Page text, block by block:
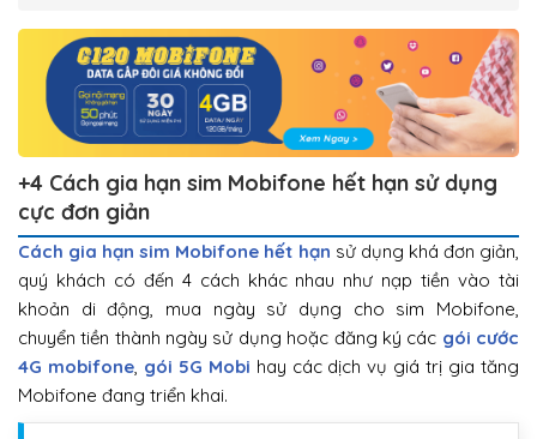
+4 Cách gia hạn sim Mobifone hết hạn sử dụng
cực đơn giản
Cách gia hạn sim Mobifone hết hạn sử dụng khá đơn giản,
quý khách có đến 4 cách khác nhau như nạp tiền vào tài
khoản di động, mua ngày sử dụng cho sim Mobifone,
chuyển tiền thành ngày sử dụng hoặc đăng ký các gói cước
4G mobifone, gói 5G Mobi hay các dịch vụ giá trị gia tăng
Mobifone đang triển khai.